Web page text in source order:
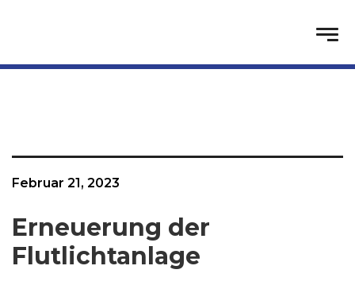
Februar 21, 2023
Erneuerung der
Flutlichtanlage